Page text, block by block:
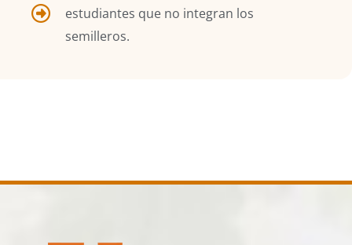
estudiantes que no integran los
semilleros.